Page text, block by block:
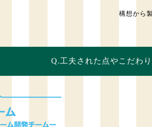
構想から
Q.工夫された点やこだわり